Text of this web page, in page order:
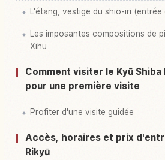
L'étang, vestige du shio-iri (entrée
Les imposantes compositions de
Xihu
Comment visiter le Kyū Shiba
pour une première visite
Profiter d'une visite guidée
Accès, horaires et prix
Rikyū